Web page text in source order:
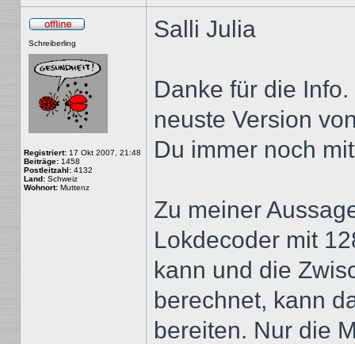
Schreiberling
Registriert: 17 Okt 2007, 21:48
Beiträge: 1458
Postleitzahl: 4132
Land: Schweiz
Wohnort: Muttenz
Salli Julia
Danke für die
neuste Version
Du immer noch
Zu meiner
Lokdecoder mit
kann und die
berechnet, kann
bereiten. Nur die